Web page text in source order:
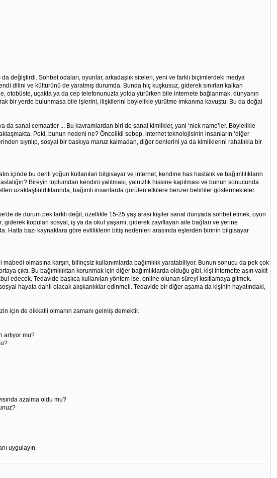
değiştirdi. Sohbet odaları, oyunlar, arkadaşlık siteleri, yeni ve farklı biçimlerdeki medya
dilini ve kültürünü de yaratmış durumda. Bunda hiç kuşkusuz, giderek sınırları kalkan
otobüste, uçakta ya da cep telefonunuzla yolda yürürken bile internete bağlanmak, dünyanın
bir yerde bulunmasa bile işlerini, ilişkilerini böylelikle yürütme imkanına kavuştu. Bu da doğal
sanal cemaatler ... Bu kavramlardan biri de sanal kimlikler, yani ‘nick name’ler. Böylelikle
Peki, bunun nedeni ne? Öncelikli sebep, internet teknolojisinin insanların ‘diğer
sıyrılıp, sosyal bir baskıya maruz kalmadan, diğer benlerini ya da kimliklerini rahatlıkla bir
içinde bu denli yoğun kullanılan bilgisayar ve internet, kendine has hastalık ve bağımlılıkların
Bireyin toplumdan kendini yalıtması, yalnızlık hissine kapılması ve bunun sonucunda
uzaklaştırıldıklarında, bağımlı insanlarda görülen etkilere benzer belirtiler göstermekteler.
de durum pek farklı değil, özellikle 15-25 yaş arası kişiler sanal dünyada sohbet etmek, oyun
kopulan sosyal, iş ya da okul yaşamı, giderek zayıflayan aile bağları ve yerine
Hatta bazı kaynaklara göre evliliklerin bitiş nedenleri arasında eşlerden birinin bilgisayar
olmasına karşın, bilinçsiz kullanımlarda bağımlılık yaratabiliyor. Bunun sonucu da pek çok
çıktı. Bu bağımlılıktan korunmak için diğer bağımlıklarda olduğu gibi, kişi internette aşırı vakit
Tedavide başlıca kullanılan yöntem ise, online olunan süreyi kısıtlamaya gitmek.
hayata dahil olacak alışkanlıklar edinmeli. Tedavide bir diğer aşama da kişinin hayatındaki,
için de dikkatli olmanın zamanı gelmiş demektir.
artıyor mu?
azalma oldu mu?
uygulayın.